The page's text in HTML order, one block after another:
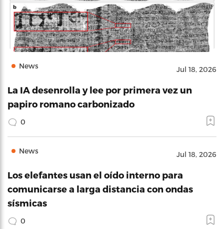
News Jul 18, 2026
La IA desenrolla y lee por primera vez un
papiro romano carbonizado
0
News Jul 18, 2026
Los elefantes usan el oído interno para
comunicarse a larga distancia con ondas
sísmicas
0